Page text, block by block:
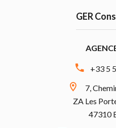
GER
+33 5
7,
ZA Les
47310